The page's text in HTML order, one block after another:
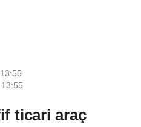
ticari araç